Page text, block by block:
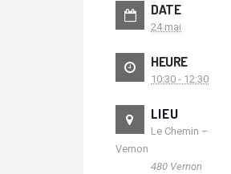
DATE
24 mai
HEURE
10:30 - 12:30
LIEU
Le Chemin –
Vernon
480 Vernon